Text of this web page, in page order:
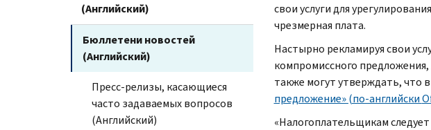
(Английский)
Бюллетени новостей
(Английский)
Пресс-релизы, касающиеся
часто задаваемых вопросов
(Английский)
свои услуги для
чрезмерная плата.
Настырно рекламируя свои
компромиссного
также могут утверждать, что
предложение» (по-английски
«Налогоплательщикам